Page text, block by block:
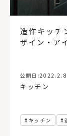
造作キッチ
ザイン・ア
公開日:2022.2.8
キッチン
キッチン